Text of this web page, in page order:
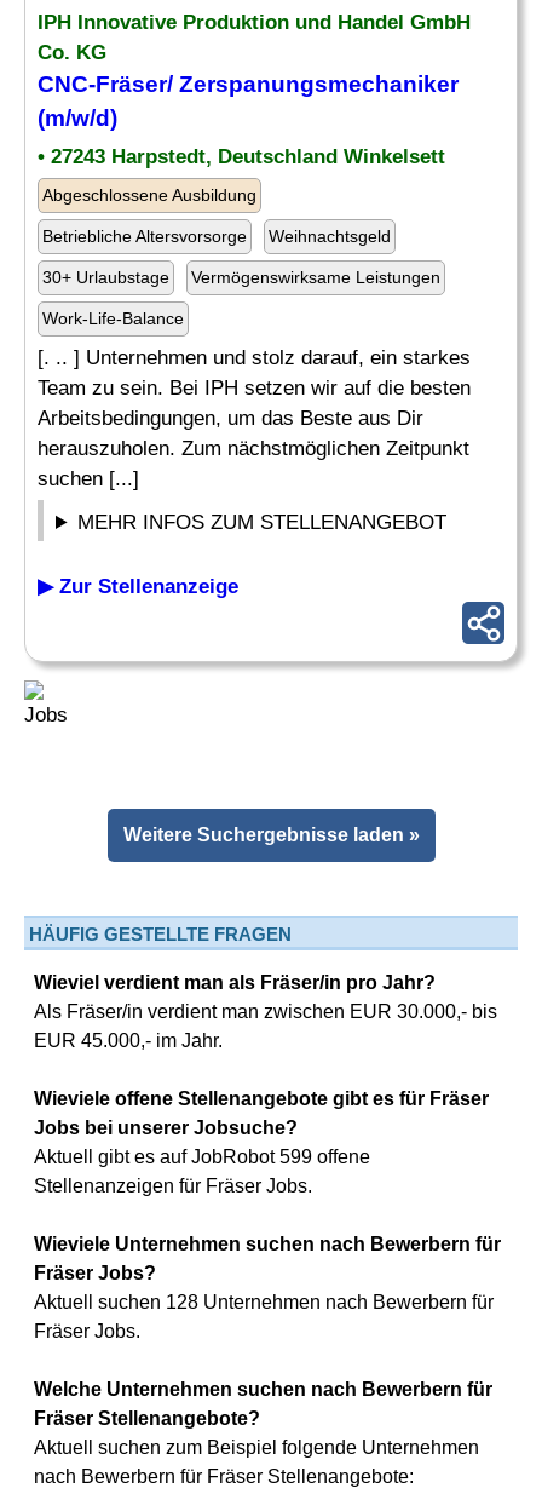
IPH Innovative Produktion und Handel GmbH
Co. KG
CNC-Fräser/ Zerspanungsmechaniker
(m/w/d)
• 27243 Harpstedt, Deutschland Winkelsett
Abgeschlossene Ausbildung
Betriebliche Altersvorsorge Weihnachtsgeld
30+ Urlaubstage Vermögenswirksame Leistungen
Work-Life-Balance
[. .. ] Unternehmen und stolz darauf, ein starkes
Team zu sein. Bei IPH setzen wir auf die besten
Arbeitsbedingungen, um das Beste aus Dir
herauszuholen. Zum nächstmöglichen Zeitpunkt
suchen [...]
MEHR INFOS ZUM STELLENANGEBOT
▶ Zur Stellenanzeige
Weitere Suchergebnisse laden »
HÄUFIG GESTELLTE FRAGEN
Wieviel verdient man als Fräser/in pro Jahr?
Als Fräser/in verdient man zwischen EUR 30.000,- bis
EUR 45.000,- im Jahr.
Wieviele offene Stellenangebote gibt es für Fräser
Jobs bei unserer Jobsuche?
Aktuell gibt es auf JobRobot 599 offene
Stellenanzeigen für Fräser Jobs.
Wieviele Unternehmen suchen nach Bewerbern für
Fräser Jobs?
Aktuell suchen 128 Unternehmen nach Bewerbern für
Fräser Jobs.
Welche Unternehmen suchen nach Bewerbern für
Fräser Stellenangebote?
Aktuell suchen zum Beispiel folgende Unternehmen
nach Bewerbern für Fräser Stellenangebote: